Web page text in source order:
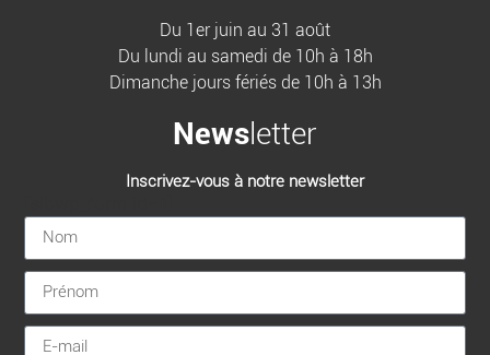
Du 1er juin au 31 août
Du lundi au samedi de 10h à 18h
Dimanche jours fériés de 10h à 13h
News letter
Inscrivez-vous à notre newsletter